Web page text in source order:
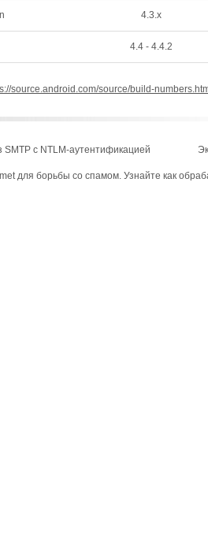
4.3.x
4.4 - 4.4.2
source.android.com/source/build-
SMTP c NTLM-аутентификацией
для борьбы со спамом. Узнайте как